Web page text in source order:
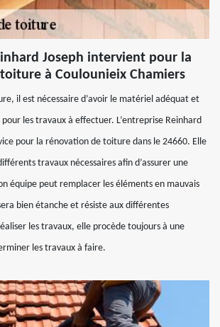
Joseph intervient pour la
à Coulounieix Chamiers
il est nécessaire d’avoir le matériel adéquat et
les travaux à effectuer. L’entreprise Reinhard
pour la rénovation de toiture dans le 24660. Elle
travaux nécessaires afin d’assurer une
équipe peut remplacer les éléments en mauvais
bien étanche et résiste aux différentes
les travaux, elle procède toujours à une
les travaux à faire.